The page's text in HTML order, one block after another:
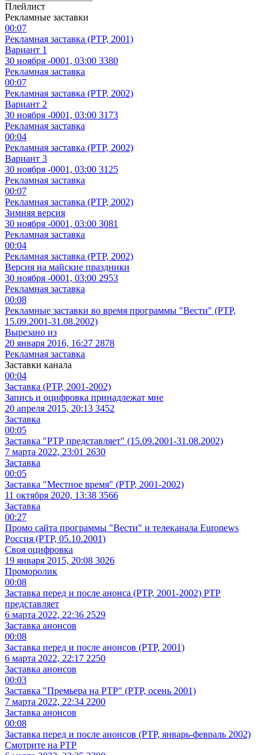
Плейлист
Рекламные заставки
00:07
Рекламная заставка (РТР, 2001)
Вариант 1
30 ноября -0001, 03:00 3380
Рекламная заставка
00:07
Рекламная заставка (РТР, 2002)
Вариант 2
30 ноября -0001, 03:00 3173
Рекламная заставка
00:04
Рекламная заставка (РТР, 2002)
Вариант 3
30 ноября -0001, 03:00 3125
Рекламная заставка
00:07
Рекламная заставка (РТР, 2002)
Зимняя версия
30 ноября -0001, 03:00 3081
Рекламная заставка
00:04
Рекламная заставка (РТР, 2002)
Версия на майские праздники
30 ноября -0001, 03:00 2953
Рекламная заставка
00:08
Рекламные заставки во время программы "Вести" (РТР,
15.09.2001-31.08.2002)
Вырезано из
20 января 2016, 16:27 2878
Рекламная заставка
Заставки канала
00:04
Заставка (РТР, 2001-2002)
Запись и оцифровка принадлежат мне
20 апреля 2015, 20:13 3452
Заставка
00:05
Заставка "РТР представляет" (15.09.2001-31.08.2002)
7 марта 2022, 23:01 2630
Заставка
00:05
Заставка "Местное время" (РТР, 2001-2002)
11 октября 2020, 13:38 3566
Заставка
00:27
Промо сайта программы "Вести" и телеканала Euronews
Россия (РТР, 05.10.2001)
Своя оцифровка
19 января 2015, 20:08 3026
Проморолик
00:08
Заставка перед и после анонса (РТР, 2001-2002) РТР
представляет
6 марта 2022, 22:36 2529
Заставка анонсов
00:08
Заставка перед и после анонсов (РТР, 2001)
6 марта 2022, 22:17 2250
Заставка анонсов
00:03
Заставка "Премьера на РТР" (РТР, осень 2001)
7 марта 2022, 22:34 2200
Заставка анонсов
00:08
Заставка перед и после анонсов (РТР, январь-февраль 2002)
Смотрите на РТР